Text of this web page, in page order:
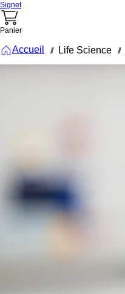
Signet
Panier
Accueil /// Life Science ///